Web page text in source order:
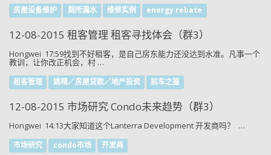
房屋设备维护 厕所漏水 维修实例 energy rebate
12-08-2015 租客管理 租客寻找体会（群3）
Hongwei 17:59找到不好租客，是自己房东能力还没达到水准。凡事一个
教训，让你改正机会，村 …
租客管理 姚晴／房屋贷款／地产投资 前车之鉴
12-08-2015 市场研究 Condo未来趋势（群3）
Hongwei 14:13大家知道这个Lanterra Development 开发商吗？ …
市场研究 condo市场 开发商